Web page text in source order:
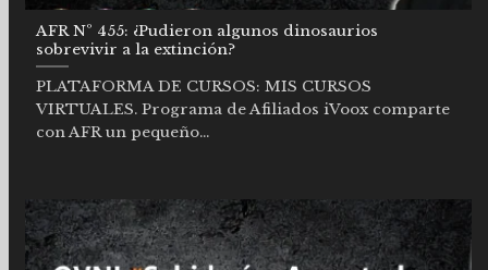
AFR Nº 455: ¿Pudieron algunos dinosaurios
sobrevivir a la extinción?
PLATAFORMA DE CURSOS: MIS CURSOS
VIRTUALES. Programa de Afiliados iVoox comparte
con AFR un pequeño...